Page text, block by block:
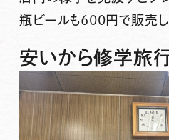
瓶ビールも600円で販売し
安いから修学旅